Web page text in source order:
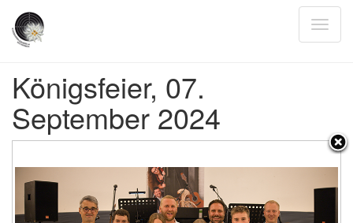
Königsfeier, 07.
September 2024